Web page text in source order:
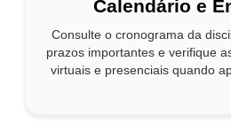
Calendário e
Consulte o cronograma da
prazos importantes e verifique
virtuais e presenciais quando